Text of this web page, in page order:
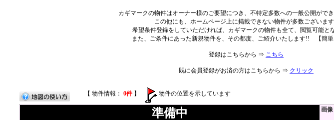
カギマークの物件はオーナー様のご要望につき、不特定多数への一般公開がで
この他にも、ホームページ上に掲載できない物件が多数ございま
希望条件登録をしていただければ、カギマークの物件も全て、閲覧可能と
また、ご条件にあった新規物件を、その都度、ご紹介いたします!! 【簡単
登録はこちらから ⇒ こちら
既に会員登録がお済の方はこちらから ⇒ クリック
【 物件情報： 0件】 物件の位置を示しています
準備中 画像